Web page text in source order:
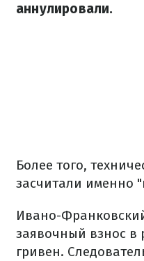
аннулировали.
Более того,
засчитали именно
Ивано-
заявочный взнос в
гривен.